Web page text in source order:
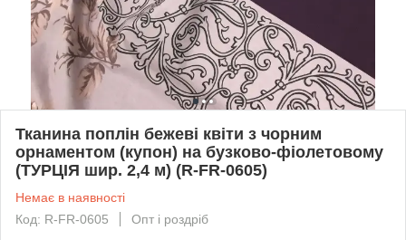
Тканина поплін бежеві квіти з чорним
орнаментом (купон) на бузково-фіолетовому
(ТУРЦІЯ шир. 2,4 м) (R-FR-0605)
Немає в наявності
Код: R-FR-0605
Опт і роздріб